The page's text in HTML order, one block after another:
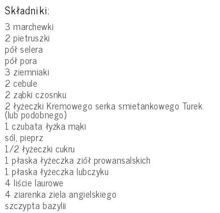
Składniki:
3 marchewki
2 pietruszki
pół selera
pół pora
3 ziemniaki
2 cebule
2 ząbki czosnku
2 łyżeczki Kremowego serka smietankowego Turek
(lub podobnego)
1 czubata łyżka mąki
sól, pieprz
1/2 łyżeczki cukru
1 płaska łyżeczka ziół prowansalskich
1 płaska łyżeczka lubczyku
4 liście laurowe
4 ziarenka ziela angielskiego
szczypta bazylii